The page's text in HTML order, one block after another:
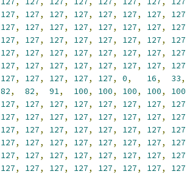
127, 127, 127, 127, 127, 127, 127, 127
127, 127, 127, 127, 127, 127, 127, 127
127, 127, 127, 127, 127, 127, 127, 127
127, 127, 127, 127, 127, 127, 127, 127
127, 127, 127, 127, 127, 127, 127, 127
127, 127, 127, 127, 127, 0, 16, 33,
82, 82, 91, 100, 100, 100, 100, 100
127, 127, 127, 127, 127, 127, 127, 127
127, 127, 127, 127, 127, 127, 127, 127
127, 127, 127, 127, 127, 127, 127, 127
127, 127, 127, 127, 127, 127, 127, 127
127, 127, 127, 127, 127, 127, 127, 127
127, 127, 127, 127, 127, 127, 127, 127